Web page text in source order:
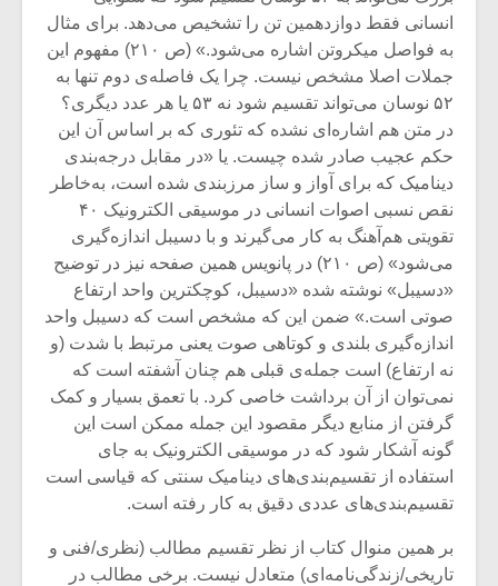
انسانی فقط دوازدهمین تن را تشخیص می‌دهد. برای مثال
به فواصل میکروتن اشاره می‌شود.» (ص ۲۱۰) مفهوم این
جملات اصلا مشخص نیست. چرا یک فاصله‌ی دوم تنها به
۵۲ نوسان می‌تواند تقسیم شود نه ۵۳ یا هر عدد دیگری؟
در متن هم اشاره‌ای نشده که تئوری که بر اساس آن این
حکم عجیب صادر شده چیست. یا «در مقابل درجه‌بندی
دینامیک که برای آواز و ساز مرزبندی شده است، به‌خاطر
نقص نسبی اصوات انسانی در موسیقی الکترونیک ۴۰
تقویتی هم‌آهنگ به کار می‌گیرند و با دسیبل اندازه‌گیری
می‌شود» (ص ۲۱۰) در پانویس همین صفحه نیز در توضیح
«دسیبل» نوشته شده «دسیبل، کوچکترین واحد ارتفاع
صوتی است.» ضمن این که مشخص است که دسیبل واحد
اندازه‌گیری بلندی و کوتاهی صوت یعنی مرتبط با شدت (و
نه ارتفاع) است جمله‌ی قبلی هم چنان آشفته است که
نمی‌توان از آن برداشت خاصی کرد. با تعمق بسیار و کمک
گرفتن از منابع دیگر مقصود این جمله ممکن است این
گونه آشکار شود که در موسیقی الکترونیک به جای
استفاده از تقسیم‌بندی‌های دینامیک سنتی که قیاسی‌ است
تقسیم‌بندی‌های عددی دقیق به کار رفته است.
بر همین منوال کتاب از نظر تقسیم مطالب (نظری/فنی و
تاریخی/زندگی‌نامه‌ای) متعادل نیست. برخی مطالب در